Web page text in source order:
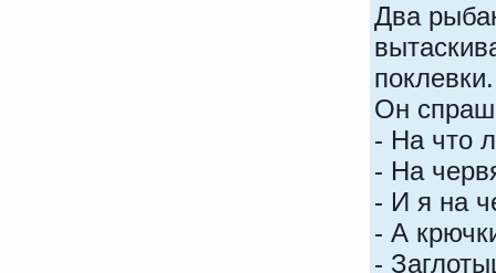
Два
Он
- На что
- На
- И я на
- А
-